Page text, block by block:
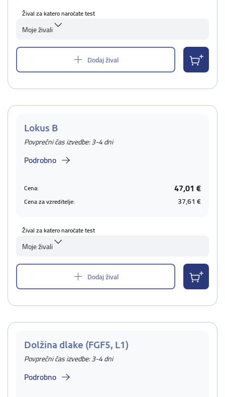
Žival za katero naročate test
Moje živali
Dodaj žival
Lokus B
Povprečni čas izvedbe: 3-4 dni
Podrobno
Cena: 47,01 €
Cena za vzreditelje: 37,61 €
Žival za katero naročate test
Moje živali
Dodaj žival
Dolžina dlake (FGF5, L1)
Povprečni čas izvedbe: 3-4 dni
Podrobno